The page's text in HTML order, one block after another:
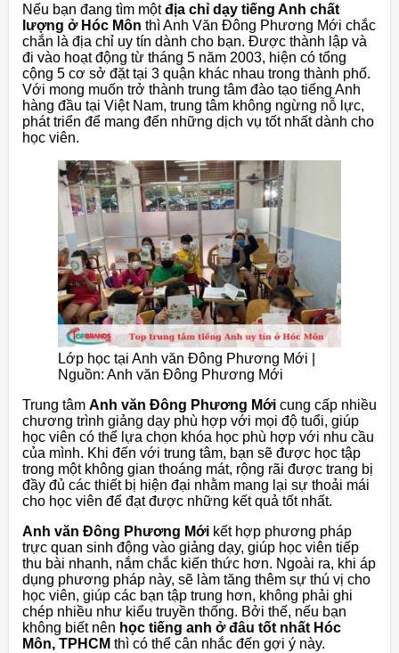
Nếu bạn đang tìm mộtđịa chỉ dạy tiếng Anh chất
lượng ở Hóc Môn thì Anh Văn Đông Phương Mới chắc
chắn là địa chỉ uy tín dành cho bạn. Được thành lập và
đi vào hoạt động từ tháng 5 năm 2003, hiện có tổng
cộng 5 cơ sở đặt tại 3 quận khác nhau trong thành phố.
Với mong muốn trở thành trung tâm đào tạo tiếng Anh
hàng đầu tại Việt Nam, trung tâm không ngừng nỗ lực,
phát triển để mang đến những dịch vụ tốt nhất dành cho
học viên.
Lớp học tại Anh văn Đông Phương Mới |
Nguồn: Anh văn Đông Phương Mới
Trung tâm Anh văn Đông Phương Mới cung cấp nhiều
chương trình giảng dạy phù hợp với mọi độ tuổi, giúp
học viên có thể lựa chọn khóa học phù hợp với nhu cầu
của mình. Khi đến với trung tâm, bạn sẽ được học tập
trong một không gian thoáng mát, rộng rãi được trang bị
đầy đủ các thiết bị hiện đại nhằm mang lại sự thoải mái
cho học viên để đạt được những kết quả tốt nhất.
Anh văn Đông Phương Mới kết hợp phương pháp
trực quan sinh động vào giảng dạy, giúp học viên tiếp
thu bài nhanh, nắm chắc kiến thức hơn. Ngoài ra, khi áp
dụng phương pháp này, sẽ làm tăng thêm sự thú vị cho
học viên, giúp các bạn tập trung hơn, không phải ghi
chép nhiều như kiểu truyền thống. Bởi thế, nếu bạn
không biết nên học tiếng anh ở đâu tốt nhất Hóc
Môn, TPHCM thì có thể cân nhắc đến gợi ý này.